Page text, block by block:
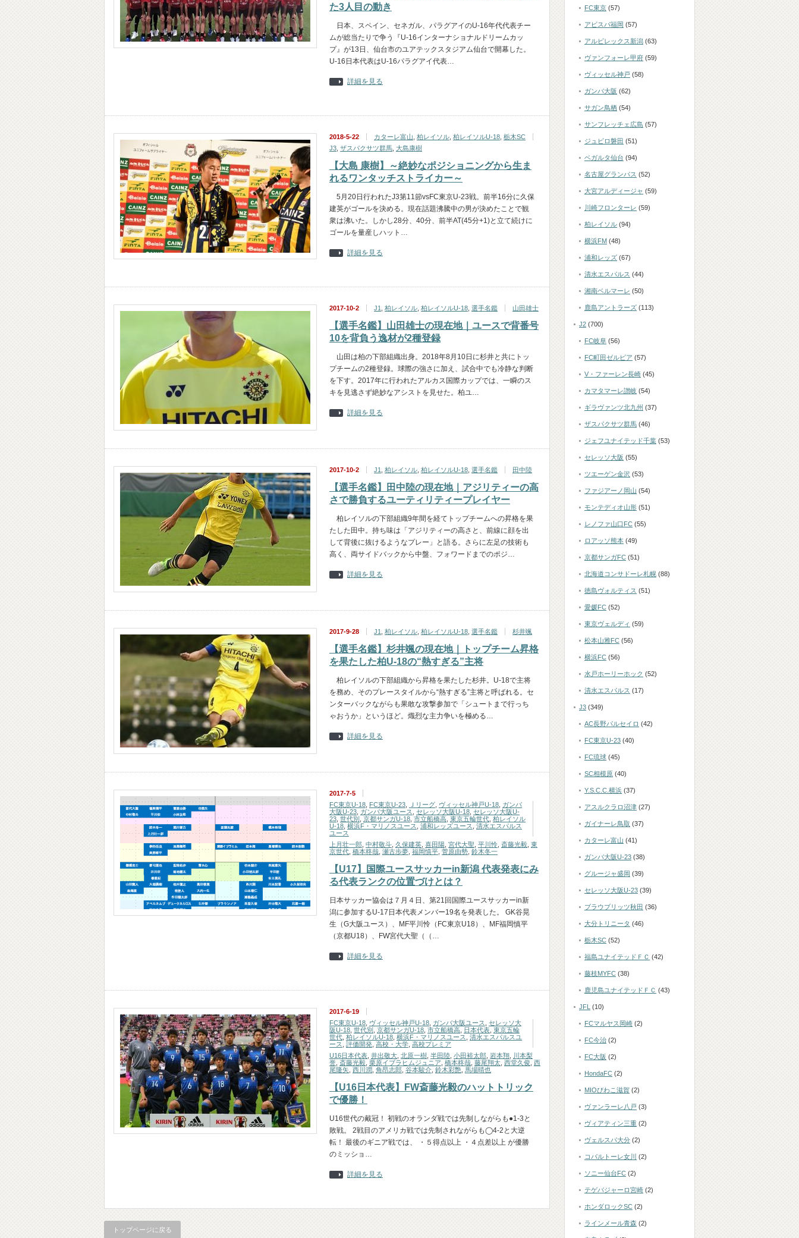
た3人目の動き
日本、スペイン、セネガル、パラグアイのU-16年代代表チー
ムが総当たりで争う『U-16インターナショナルドリームカッ
プ』が13日、仙台市のユアテックスタジアム仙台で開幕した。
U-16日本代表はU-16パラグアイ代表…
詳細を見る
2018-5-22 カターレ富山 柏レイソル 柏レイソルU-18 栃木SC
J3 ザスパクサツ群馬 大島康樹
【大島 康樹】～絶妙なポジショニングから生ま
れるワンタッチストライカー～
5月20日行われたJ3第11節vsFC東京U-23戦。前半16分に久保
建英がゴールを決める。現在話題沸騰中の男が決めたことで観
衆は沸いた。しかし28分、40分、前半AT(45分+1)と立て続けに
ゴールを量産しハット…
詳細を見る
2017-10-2 J1 柏レイソル 柏レイソルU-18 選手名鑑 山田雄士
【選手名鑑】山田雄士の現在地｜ユースで背番号
10を背負う逸材が2種登録
山田は柏の下部組織出身。2018年8月10日に杉井と共にトッ
プチームの2種登録。球際の強さに加え、試合中でも冷静な判断
を下す。2017年に行われたアルカス国際カップでは、一瞬のス
キを見逃さず絶妙なアシストを見せた。柏ユ…
詳細を見る
2017-10-2 J1 柏レイソル 柏レイソルU-18 選手名鑑 田中陸
【選手名鑑】田中陸の現在地｜アジリティーの高
さで勝負するユーティリティープレイヤー
柏レイソルの下部組織9年間を経てトップチームへの昇格を果
たした田中。持ち味は「アジリティーの高さと、前線に顔を出
して背後に抜けるようなプレー」と語る。さらに左足の技術も
高く、両サイドバックから中盤、フォワードまでのポジ…
詳細を見る
2017-9-28 J1 柏レイソル 柏レイソルU-18 選手名鑑 杉井颯
【選手名鑑】杉井颯の現在地｜トップチーム昇格
を果たした柏U-18の“熱すぎる”主将
柏レイソルの下部組織から昇格を果たした杉井。U-18で主将
を務め、そのプレースタイルから“熱すぎる”主将と呼ばれる。セ
ンターバックながらも果敢な攻撃参加で「シュートまで行っち
ゃおうか」というほど。熾烈な主力争いを極める…
詳細を見る
2017-7-5
FC東京U-18 FC東京U-23 Ｊリーグ ヴィッセル神戸U-18 ガンバ
大阪U-23 ガンバ大阪ユース セレッソ大阪U-18 セレッソ大阪U-
23 世代別 京都サンガU-18 市立船橋高 東京五輪世代 柏レイソル
U-18 横浜F・マリノスユース 浦和レッズユース
清水エスパルス
ユース
上月壮一郎 中村敬斗 久保建英 喜田陽 宮代大聖 平川怜 斎藤光毅 東
京世代 橋本柊哉 瀬古歩夢 福岡慎平 菅原由勢 鈴木冬一
【U17】国際ユースサッカーin新潟 代表発表にみ
る代表ランクの位置づけとは？
日本サッカー協会は７月４日、第21回国際ユースサッカーin新
潟に参加するU-17日本代表メンバー19名を発表した。 GK谷晃
生（G大阪ユース）、MF平川怜（FC東京U18）、MF福岡慎平
（京都U18）、FW宮代大聖（（…
詳細を見る
2017-6-19
FC東京U-18 ヴィッセル神戸U-18 ガンバ大阪ユース
セレッソ大
阪U-18 世代別 京都サンガU-18 市立船橋高 日本代表 東京五輪
世代 柏レイソルU-18 横浜F・マリノスユース
清水エスパルスユ
ース
評価開発 高校・大学 高校プレミア
U16日本代表 井出敬大 北原一樹 半田陸 小田裕太郎 岩本翔
川本梨
誉 斎藤光毅 栗原イブラヒムジュニア 橋本柊哉 藤尾翔太 西堂久俊 西
尾隆矢 西川潤 角昂志郎 谷本駿介 鈴木彩艶 馬場晴也
【U16日本代表】FW斎藤光毅のハットトリック
で優勝！
U16世代の戴冠！ 初戦のオランダ戦では先制しながらも●1-3と
敗戦。 2戦目のアメリカ戦では先制されながらも◯4-2と大逆
転！ 最後のギニア戦では、 ・５得点以上 ・４点差以上 が優勝
のミッショ…
詳細を見る
トップページに戻る
FC東京 (57)
アビスパ福岡 (57)
アルビレックス新潟 (63)
ヴァンフォーレ甲府 (59)
ヴィッセル神戸 (58)
ガンバ大阪 (62)
サガン鳥栖 (54)
サンフレッチェ広島 (57)
ジュビロ磐田 (51)
ベガルタ仙台 (94)
名古屋グランパス (52)
大宮アルディージャ (59)
川崎フロンターレ (59)
柏レイソル (94)
横浜FM (48)
浦和レッズ (67)
清水エスパルス (44)
湘南ベルマーレ (50)
鹿島アントラーズ (113)
J2 (700)
FC岐阜 (56)
FC町田ゼルビア (57)
V・ファーレン長崎 (45)
カマタマーレ讃岐 (54)
ギラヴァンツ北九州 (37)
ザスパクサツ群馬 (46)
ジェフユナイテッド千葉 (53)
セレッソ大阪 (55)
ツエーゲン金沢 (53)
ファジアーノ岡山 (54)
モンテディオ山形 (51)
レノファ山口FC (55)
ロアッソ熊本 (49)
京都サンガFC (51)
北海道コンサドーレ札幌 (88)
徳島ヴォルティス (51)
愛媛FC (52)
東京ヴェルディ (59)
松本山雅FC (56)
横浜FC (56)
水戸ホーリーホック (52)
清水エスパルス (17)
J3 (349)
AC長野パルセイロ (42)
FC東京U-23 (40)
FC琉球 (45)
SC相模原 (40)
Y.S.C.C.横浜 (37)
アスルクラロ沼津 (27)
ガイナーレ鳥取 (37)
カターレ富山 (41)
ガンバ大阪U-23 (38)
グルージャ盛岡 (39)
セレッソ大阪U-23 (39)
ブラウブリッツ秋田 (36)
大分トリニータ (46)
栃木SC (52)
福島ユナイテッドＦＣ (42)
藤枝MYFC (38)
鹿児島ユナイテッドＦＣ (43)
JFL (10)
FCマルヤス岡崎 (2)
FC今治 (2)
FC大阪 (2)
HondaFC (2)
MIOびわこ滋賀 (2)
ヴァンラーレ八戸 (3)
ヴィアティン三重 (2)
ヴェルスパ大分 (2)
コバルトーレ女川 (2)
ソニー仙台FC (2)
テゲバジャーロ宮崎 (2)
ホンダロックSC (2)
ラインメール青森 (2)